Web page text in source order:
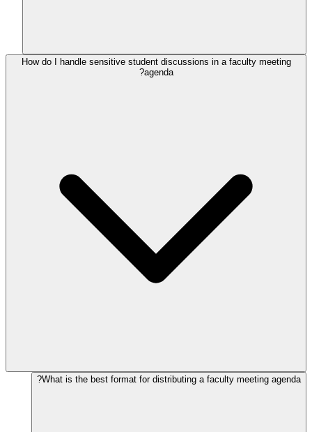
How do I handle sensitive student discussions in a faculty meeting
agenda?
What is the best format for distributing a faculty meeting agenda?